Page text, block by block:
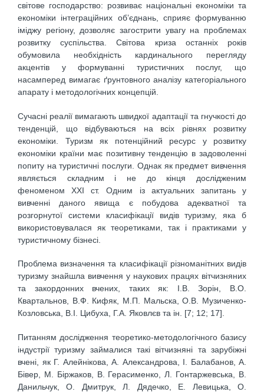
світове господарство: розвиває національні економіки та
економіки інтеграційних об’єднань, сприяє формуванню
іміджу регіону, дозволяє загострити увагу на проблемах
розвитку суспільства. Світова криза останніх років
обумовила необхідність кардинального перегляду
акцентів у формуванні туристичних послуг, що
насамперед вимагає ґрунтовного аналізу категоріального
апарату і методологічних концепцій.
Сучасні реалії вимагають швидкої адаптації та гнучкості до
тенденцій, що відбуваються на всіх рівнях розвитку
економіки. Туризм як потенційний ресурс у розвитку
економіки країни має позитивну тенденцію в задоволенні
попиту на туристичні послуги. Однак як предмет вивчення
являється складним і не до кінця дослідженим
феноменом ХХІ ст. Одним із актуальних запитань у
вивченні даного явища є побудова адекватної та
розгорнутої системи класифікації видів туризму, яка б
використовувалася як теоретиками, так і практиками у
туристичному бізнесі.
Проблема визначення та класифікації різноманітних видів
туризму знайшла вивчення у наукових працях вітчизняних
та закордонних вчених, таких як: І.В. Зорін, В.О.
Квартальнов, В.Ф. Кифяк, М.П. Мальска, О.В. Музиченко-
Козловська, В.І. Цибуха, Г.А. Яковлєв та ін. [7; 12; 17].
Питанням дослідження теоретико-методологічного базису
індустрії туризму займалися такі вітчизняні та зарубіжні
вчені, як Г. Алейнікова, А. Александрова, І. Балабанов, А.
Бівер, М. Біржаков, В. Герасименко, Л. Гонтаржевська, В.
Данильчук, О. Дмитрук, Л. Дядечко, Е. Левицька, О.